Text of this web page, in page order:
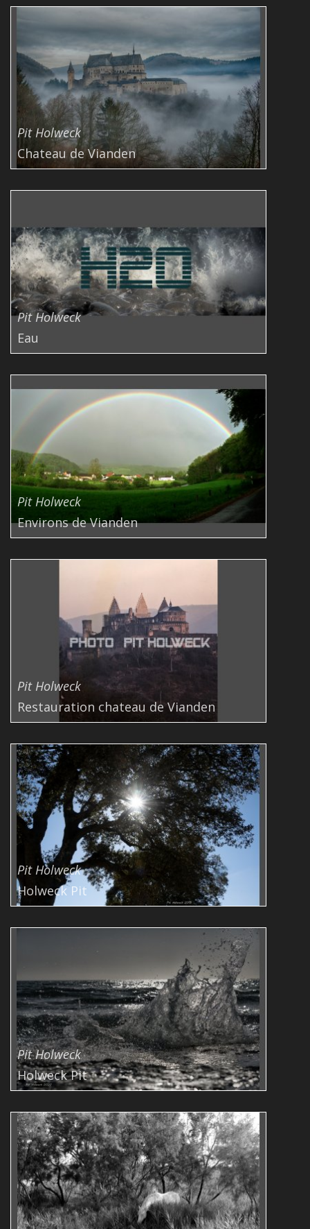
Pit Holweck
Chateau de Vianden
Pit Holweck
Eau
Pit Holweck
Environs de Vianden
Pit Holweck
Restauration chateau de Vianden
Pit Holweck
Holweck Pit
Pit Holweck
Holweck Pit